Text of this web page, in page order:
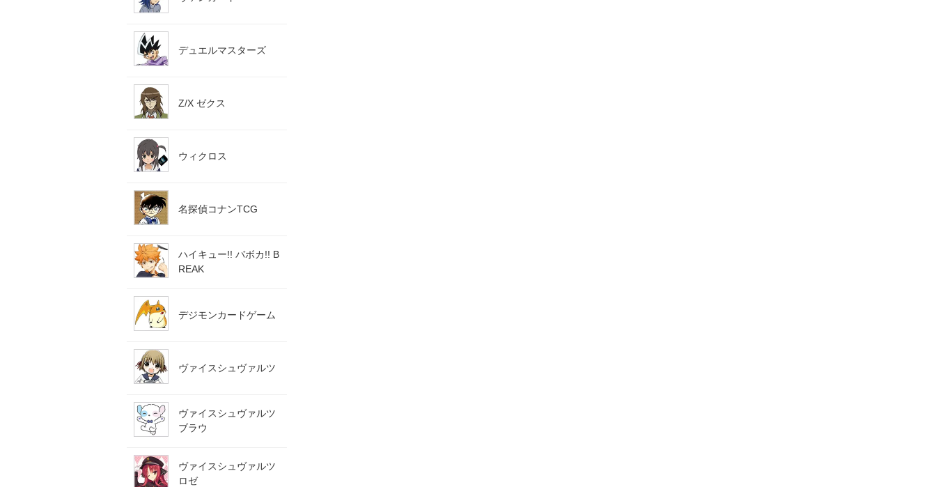
デュエルマスターズ
Z/X ゼクス
ウィクロス
名探偵コナンTCG
ハイキュー!! バボカ!! B
REAK
デジモンカードゲーム
ヴァイスシュヴァルツ
ヴァイスシュヴァルツ
ブラウ
ヴァイスシュヴァルツ
ロゼ